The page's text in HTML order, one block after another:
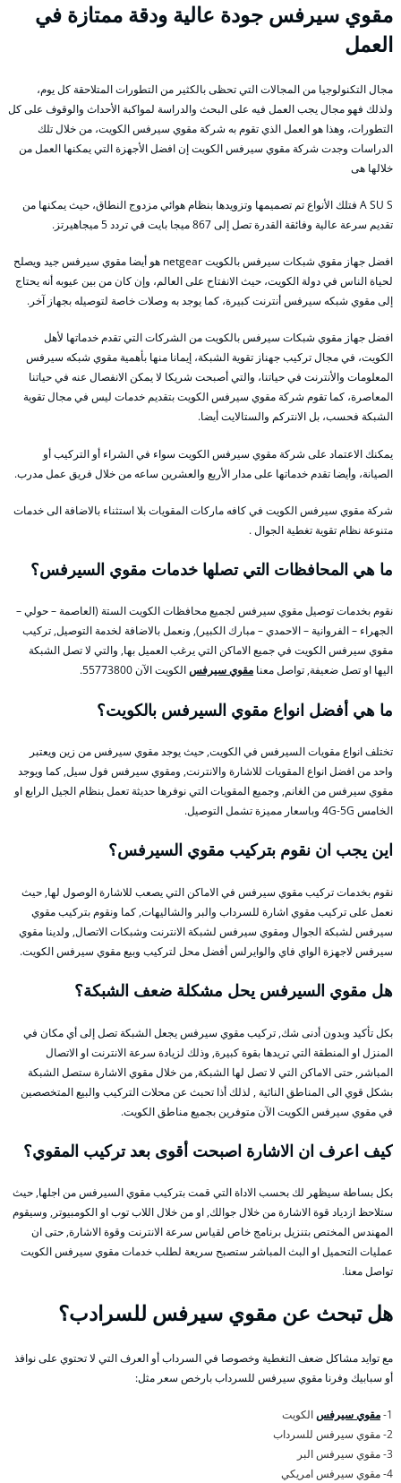
مقوي سيرفس جودة عالية ودقة ممتازة في
العمل
مجال التكنولوجيا من المجالات التي تحظى بالكثير من التطورات المتلاحقة كل يوم،
ولذلك فهو مجال يجب العمل فيه على البحث والدراسة لمواكبة الأحداث والوقوف على كل
التطورات، وهذا هو العمل الذي تقوم به شركة مقوي سيرفس الكويت، من خلال تلك
الدراسات وجدت شركة مقوي سيرفس الكويت إن افضل الأجهزة التي يمكنها العمل من
خلالها هى
A SU S فتلك الأنواع تم تصميمها وتزويدها بنظام هوائي مزدوج النطاق، حيث يمكنها من
تقديم سرعة عالية وفائقة القدرة تصل إلى 867 ميجا بايت في تردد 5 ميجاهيرتز.
افضل جهاز مقوي شبكات سيرفس بالكويت netgear هو أيضا مقوي سيرفس جيد ويصلح
لحياة الناس في دولة الكويت، حيث الانفتاح على العالم، وإن كان من بين عيوبه أنه يحتاج
إلى مقوي شبكه سيرفس أنترنت كبيرة، كما يوجد به وصلات خاصة لتوصيله بجهاز آخر.
افضل جهاز مقوي شبكات سيرفس بالكويت من الشركات التي تقدم خدماتها لأهل
الكويت، في مجال تركيب جهناز تقوية الشبكة، إيمانا منها بأهمية مقوي شبكه سيرفس
المعلومات والأنترنت في حياتنا، والتي أصبحت شريكا لا يمكن الانفصال عنه في حياتنا
المعاصرة، كما تقوم شركة مقوي سيرفس الكويت بتقديم خدمات ليس في مجال تقوية
الشبكة فحسب، بل الانتركم والستالايت أيضا.
يمكنك الاعتماد على شركة مقوي سيرفس الكويت سواء في الشراء أو التركيب أو
الصيانة، وأيضا تقدم خدماتها على مدار الأربع والعشرين ساعه من خلال فريق عمل مدرب.
شركة مقوي سيرفس الكويت في كافه ماركات المقويات بلا استثناء بالاضافة الى خدمات
متنوعة نظام تقوية تغطية الجوال .
ما هي المحافظات التي تصلها خدمات مقوي السيرفس؟
نقوم بخدمات توصيل مقوي سيرفس لجميع محافظات الكويت الستة (العاصمة – حولي –
الجهراء – الفروانية – الاحمدي – مبارك الكبير), ونعمل بالاضافة لخدمة التوصيل, تركيب
مقوي سيرفس الكويت في جميع الاماكن التي يرغب العميل بها, والتي لا تصل الشبكة
اليها او تصل ضعيفة, تواصل معنا مقوي سيرفسالكويت الآن 55773800.
ما هي أفضل انواع مقوي السيرفس بالكويت؟
تختلف انواع مقويات السيرفس في الكويت, حيث يوجد مقوي سيرفس من زين ويعتبر
واحد من افضل انواع المقويات للاشارة والانترنت, ومقوي سيرفس فول سيل, كما ويوجد
مقوي سيرفس من الغانم, وجميع المقويات التي نوفرها حديثة تعمل بنظام الجيل الرابع او
الخامس 4G-5G وباسعار مميزة تشمل التوصيل.
اين يجب ان نقوم بتركيب مقوي السيرفس؟
نقوم بخدمات تركيب مقوي سيرفس في الاماكن التي يصعب للاشارة الوصول لها, حيث
نعمل على تركيب مقوي اشارة للسرداب والبر والشاليهات, كما ونقوم بتركيب مقوي
سيرفس لشبكة الجوال ومقوي سيرفس لشبكة الانترنت وشبكات الاتصال, ولدينا مقوي
سيرفس لاجهزة الواي فاي والوايرلس أفضل محل لتركيب وبيع مقوي سيرفس الكويت.
هل مقوي السيرفس يحل مشكلة ضعف الشبكة؟
بكل تأكيد وبدون أدنى شك, تركيب مقوي سيرفس يجعل الشبكة تصل إلى أي مكان في
المنزل او المنطقة التي تريدها بقوة كبيرة, وذلك لزيادة سرعة الانترنت او الاتصال
المباشر, حتى الاماكن التي لا تصل لها الشبكة, من خلال مقوي الاشارة ستصل الشبكة
بشكل قوي الى المناطق النائية , لذلك أذا تحبث عن محلات التركيب والبيع المتخصصين
في مقوي سيرفس الكويت الآن متوفرين بجميع مناطق الكويت.
كيف اعرف ان الاشارة اصبحت أقوى بعد تركيب المقوي؟
بكل بساطة سيظهر لك بحسب الاداة التي قمت بتركيب مقوي السيرفس من اجلها, حيث
ستلاحظ ازدياد قوة الاشارة من خلال جوالك, او من خلال اللاب توب او الكومبيوتر, وسيقوم
المهندس المختص بتنزيل برنامج خاص لقياس سرعة الانترنت وقوة الاشارة, حتى ان
عمليات التحميل او البث المباشر ستصبح سريعة لطلب خدمات مقوي سيرفس الكويت
تواصل معنا.
هل تبحث عن مقوي سيرفس للسرادب؟
مع توايد مشاكل ضعف التغطية وخصوصا في السرداب أو العرف التي لا تحتوي على نوافذ
أو سبابيك وفرنا مقوي سيرفس للسرداب بارخص سعر مثل:
1- مقوي سيرفسالكويت
2- مقوي سيرفس للسرداب
3- مقوي سيرفس البر
4- مقوي سيرفس امريكي